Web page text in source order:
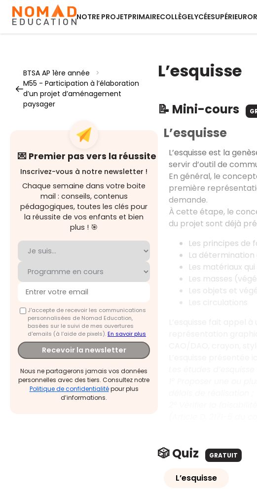
NOTRE PROJETPRIMAIRECOLLÈGELYCÉESUPÉRIEUR
BTSA AP 1ère année
>
M55 - Participation à l’élaboration
d’un projet d’aménagement
paysager
💌 Premier pas vers la réussite
Inscrivez-vous à notre newsletter !
Chaque semaine dans votre boite
mail : conseils, contenus
pédagogiques, toutes les clés pour
la réussite de vos enfants et bien
plus ! 🎯
J'accepte de recevoir les communications
personnalisées de Nomad Education,
basées sur le suivi de mes ouvertures
d'emails (à l’aide de pixels).En savoir plus
Recevoir la newsletter
Nous ne partagerons jamais vos données
personnelles avec des tiers. Consultez notre
Politique de confidentialitépour plus
d’informations.
L’esquisse
📝 Mini-cours
L’esquisse
L’esquisse est la
servir d’outil de
En général, le
première
demande.
À cette étape, le
du projet sont déjà
Les principes de
La
Les matériaux
Les masses
Les objets et
🎲 Quiz GRATUIT
L’esquisse